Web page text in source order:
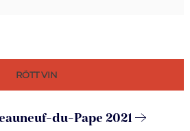
RÖTT VIN
du-Pape 2021